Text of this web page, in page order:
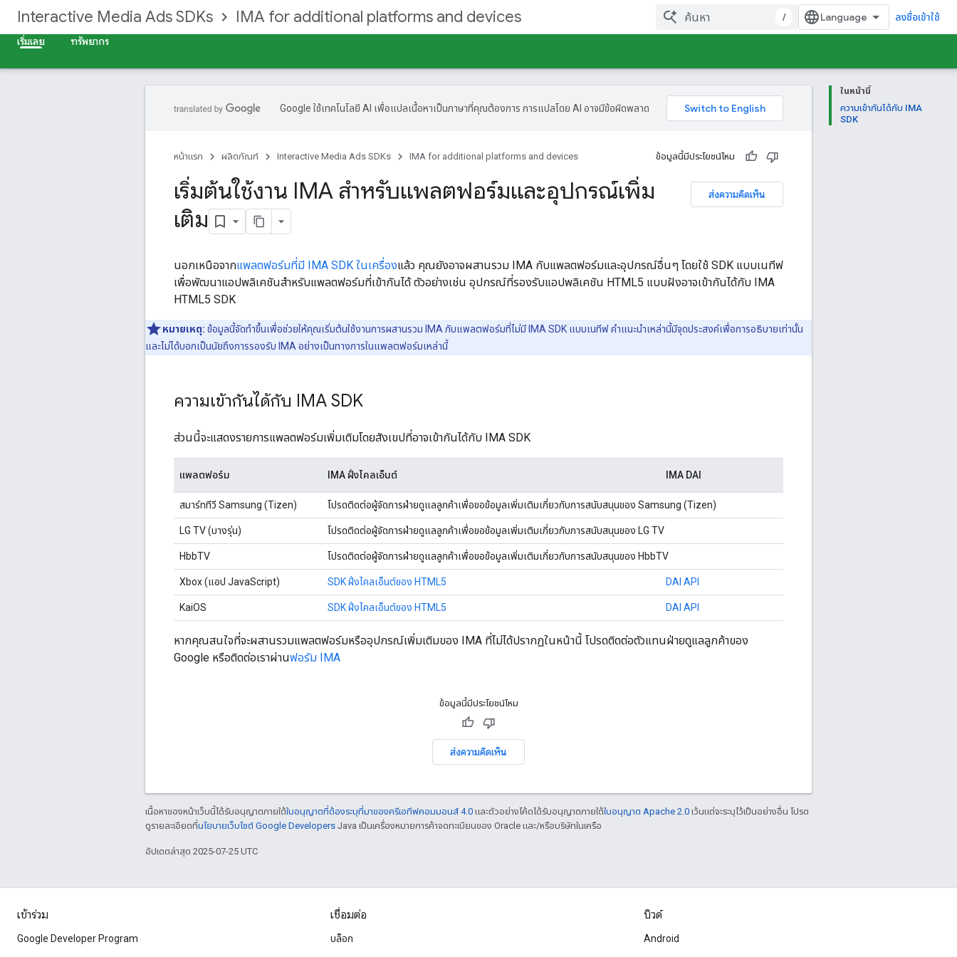
Interactive Media Ads SDKs IMA for additional platforms and devices / ลงชื่อเข้าใช้
เริ่มเลย ทรัพยากร
ในหน้านี้
ความเข้ากันได้กับ IMA
SDK
Google ใช้เทคโนโลยี AI เพื่อแปลเนื้อหาเป็นภาษาที่คุณต้องการ การแปลโดย AI อาจมีข้อผิดพลาด
หน้าแรก ผลิตภัณฑ์ Interactive Media Ads SDKs IMA for additional platforms and devices ข้อมูลนี้มีประโยชน์ไหม
ส่งความคิดเห็น
เริ่มต้นใช้งาน IMA สำหรับแพลตฟอร์มและอุปกรณ์เพิ่ม
เติม
นอกเหนือจากแพลตฟอร์มที่มี IMA SDK ในเครื่องแล้ว คุณยังอาจผสานรวม IMA กับแพลตฟอร์มและอุปกรณ์อื่นๆ โดยใช้ SDK แบบเนทีฟ
เพื่อพัฒนาแอปพลิเคชันสำหรับแพลตฟอร์มที่เข้ากันได้ ตัวอย่างเช่น อุปกรณ์ที่รองรับแอปพลิเคชัน HTML5 แบบฝังอาจเข้ากันได้กับ IMA
HTML5 SDK
หมายเหตุ: ข้อมูลนี้จัดทำขึ้นเพื่อช่วยให้คุณเริ่มต้นใช้งานการผสานรวม IMA กับแพลตฟอร์มที่ไม่มี IMA SDK แบบเนทีฟ คำแนะนำเหล่านี้มีจุดประสงค์เพื่อการอธิบายเท่านั้น
และไม่ได้บอกเป็นนัยถึงการรองรับ IMA อย่างเป็นทางการในแพลตฟอร์มเหล่านี้
ความเข้ากันได้กับ IMA SDK
ส่วนนี้จะแสดงรายการแพลตฟอร์มเพิ่มเติมโดยสังเขปที่อาจเข้ากันได้กับ IMA SDK
แพลตฟอร์ม IMA ฝั่งไคลเอ็นต์ IMA DAI
สมาร์ททีวี Samsung (Tizen) โปรดติดต่อผู้จัดการฝ่ายดูแลลูกค้าเพื่อขอข้อมูลเพิ่มเติมเกี่ยวกับการสนับสนุนของ Samsung (Tizen)
LG TV (บางรุ่น) โปรดติดต่อผู้จัดการฝ่ายดูแลลูกค้าเพื่อขอข้อมูลเพิ่มเติมเกี่ยวกับการสนับสนุนของ LG TV
HbbTV โปรดติดต่อผู้จัดการฝ่ายดูแลลูกค้าเพื่อขอข้อมูลเพิ่มเติมเกี่ยวกับการสนับสนุนของ HbbTV
Xbox (แอป JavaScript) SDK ฝั่งไคลเอ็นต์ของ HTML5 DAI API
KaiOS SDK ฝั่งไคลเอ็นต์ของ HTML5 DAI API
หากคุณสนใจที่จะผสานรวมแพลตฟอร์มหรืออุปกรณ์เพิ่มเติมของ IMA ที่ไม่ได้ปรากฏในหน้านี้ โปรดติดต่อตัวแทนฝ่ายดูแลลูกค้าของ
Google หรือติดต่อเราผ่านฟอรัม IMA
ข้อมูลนี้มีประโยชน์ไหม
ส่งความคิดเห็น
เนื้อหาของหน้าเว็บนี้ได้รับอนุญาตภายใต้ใบอนุญาตที่ต้องระบุที่มาของครีเอทีฟคอมมอนส์ 4.0 และตัวอย่างโค้ดได้รับอนุญาตภายใต้ใบอนุญาต Apache 2.0 เว้นแต่จะระบุไว้เป็นอย่างอื่น โปรด
ดูรายละเอียดที่นโยบายเว็บไซต์ Google Developers Java เป็นเครื่องหมายการค้าจดทะเบียนของ Oracle และ/หรือบริษัทในเครือ
อัปเดตล่าสุด 2025-07-25 UTC
เข้าร่วม
Google Developer Program
เชื่อมต่อ
บล็อก
บิวด์
Android